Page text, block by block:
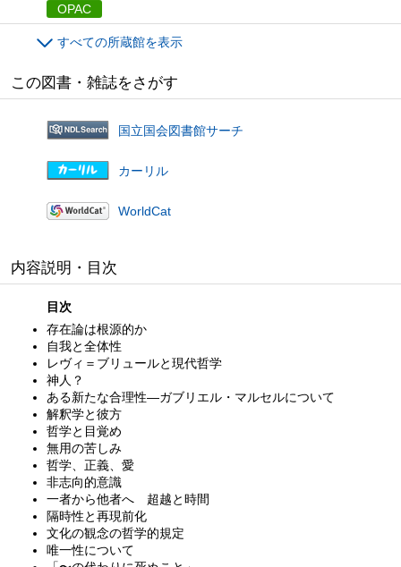
OPAC
すべての所蔵館を表示
この図書・雑誌をさがす
国立国会図書館サーチ
カーリル
WorldCat
内容説明・目次
目次
存在論は根源的か
自我と全体性
レヴィ＝ブリュールと現代哲学
神人？
ある新たな合理性—ガブリエル・マルセルについて
解釈学と彼方
哲学と目覚め
無用の苦しみ
哲学、正義、愛
非志向的意識
一者から他者へ 超越と時間
隔時性と再現前化
文化の観念の哲学的規定
唯一性について